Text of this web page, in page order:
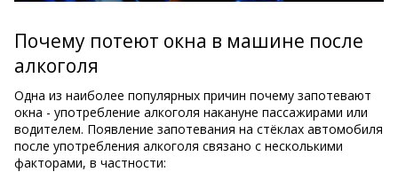
Почему потеют окна в машине после
алкоголя
Одна из наиболее популярных причин почему запотевают
окна - употребление алкоголя накануне пассажирами или
водителем. Появление запотевания на стёклах автомобиля
после употребления алкоголя связано с несколькими
факторами, в частности: